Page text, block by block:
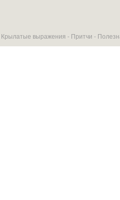
Крылатые выражения - Притчи -